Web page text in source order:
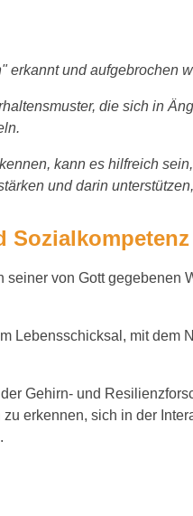
erkannt und aufgebrochen
die sich in
kann es hilfreich
und darin
Sozialkompetenz
von Gott gegebenen
Lebensschicksal, mit dem
Gehirn- und
erkennen, sich in der